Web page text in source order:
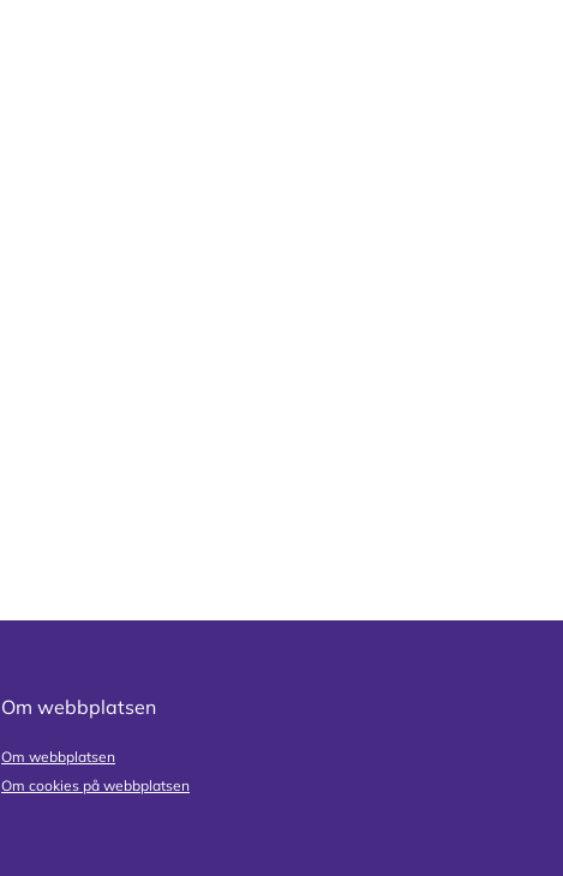
Om webbplatsen
Om webbplatsen
Om cookies på webbplatsen